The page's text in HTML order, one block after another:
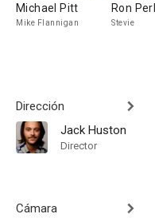
Michael Pitt
Mike Flannigan
Ron
Stevie
Dirección
Jack Huston
Director
Cámara